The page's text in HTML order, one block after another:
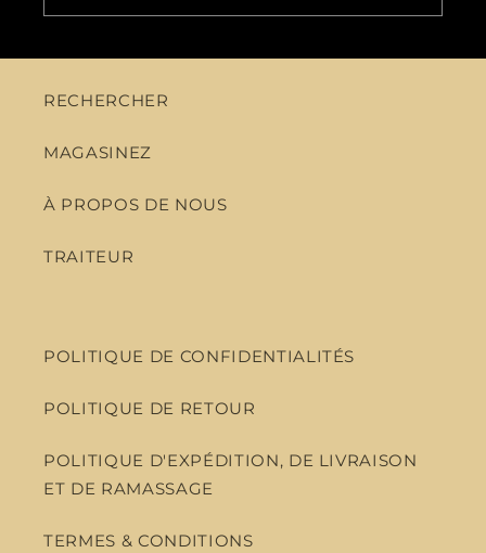
RECHERCHER
MAGASINEZ
À PROPOS DE NOUS
TRAITEUR
POLITIQUE DE CONFIDENTIALITÉS
POLITIQUE DE RETOUR
POLITIQUE D'EXPÉDITION, DE LIVRAISON
ET DE RAMASSAGE
TERMES & CONDITIONS